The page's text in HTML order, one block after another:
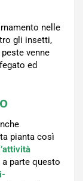
nelle
gli insetti,
venne
ed
pianta così
l’attività
a parte questo